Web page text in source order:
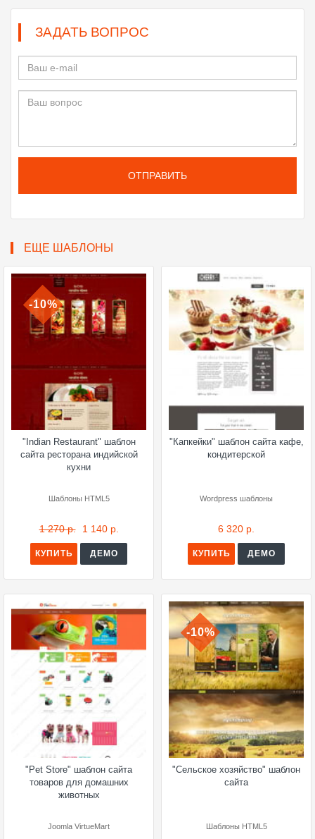
ЗАДАТЬ ВОПРОС
ОТПРАВИТЬ
ЕЩЕ ШАБЛОНЫ
-10%
"Indian Restaurant" шаблон
сайта ресторана индийской
кухни
Шаблоны HTML5
1 270 р. 1 140 р.
КУПИТЬ ДЕМО
"Капкейки" шаблон сайта кафе,
кондитерской
Wordpress шаблоны
6 320 р.
КУПИТЬ ДЕМО
"Pet Store" шаблон сайта
товаров для домашних
животных
Joomla VirtueMart
-10%
"Сельское хозяйство" шаблон
сайта
Шаблоны HTML5